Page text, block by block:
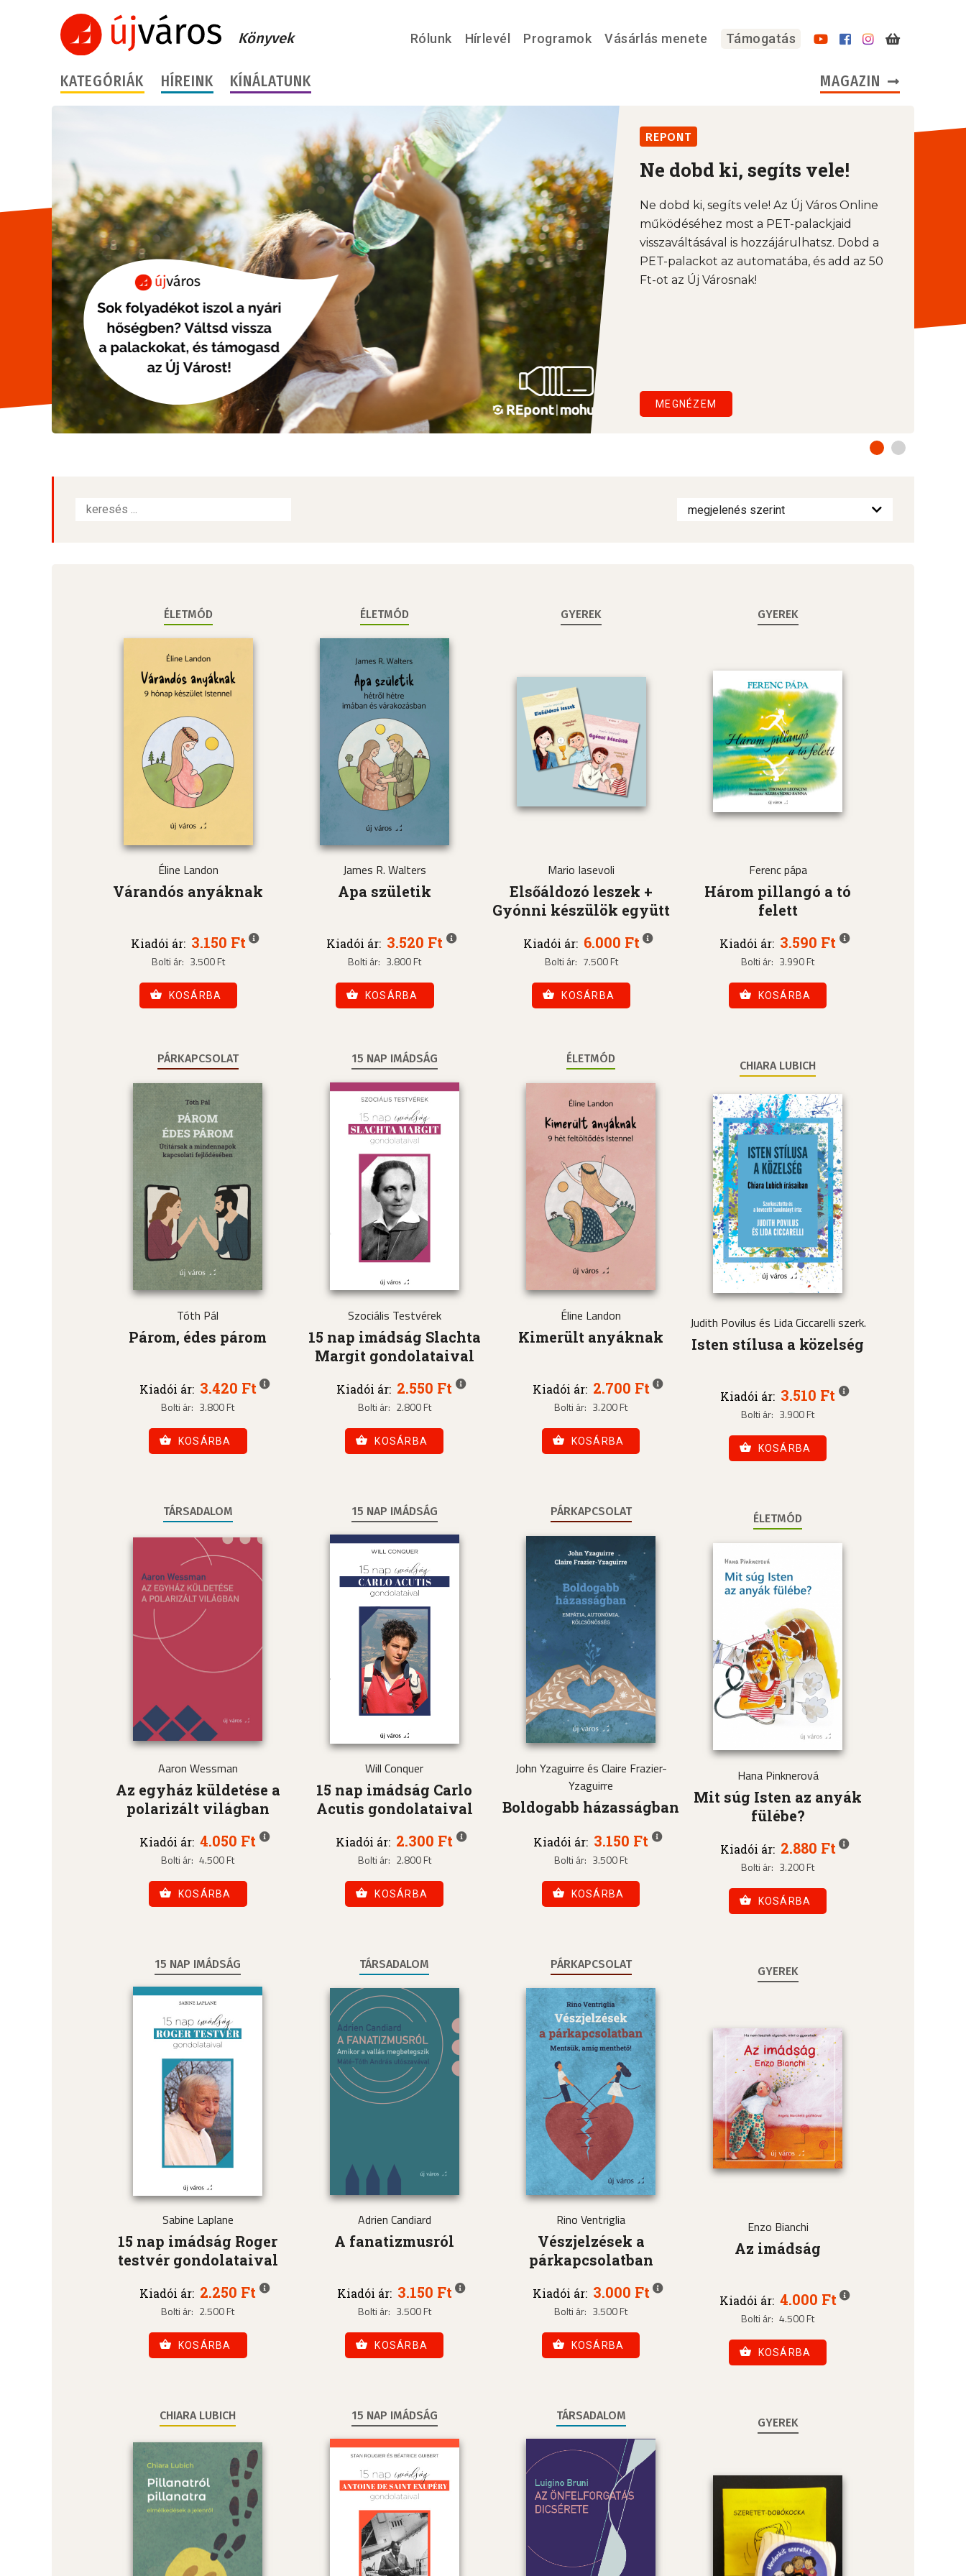
Könyvek Rólunk Hírlevél Programok Vásárlás menete Támogatás
KATEGÓRIÁK HÍREINK KÍNÁLATUNK MAGAZIN
REPONT
Ne dobd ki, segíts vele!
Ne dobd ki, segíts vele! Az Új Város Online
működéséhez most a PET-palackjaid
visszaváltásával is hozzájárulhatsz. Dobd a
PET-palackot az automatába, és add az 50
Ft-ot az Új Városnak!
MEGNÉZEM
ÉLETMÓD
Éline Landon
Várandós anyáknak
Kiadói ár: 3.150 Ft
Bolti ár: 3.500 Ft
KOSÁRBA
ÉLETMÓD
James R. Walters
Apa születik
Kiadói ár: 3.520 Ft
Bolti ár: 3.800 Ft
KOSÁRBA
GYEREK
Mario Iasevoli
Elsőáldozó leszek +
Gyónni készülök együtt
Kiadói ár: 6.000 Ft
Bolti ár: 7.500 Ft
KOSÁRBA
GYEREK
Ferenc pápa
Három pillangó a tó
felett
Kiadói ár: 3.590 Ft
Bolti ár: 3.990 Ft
KOSÁRBA
PÁRKAPCSOLAT
Tóth Pál
Párom, édes párom
Kiadói ár: 3.420 Ft
Bolti ár: 3.800 Ft
KOSÁRBA
15 NAP IMÁDSÁG
Szociális Testvérek
15 nap imádság Slachta
Margit gondolataival
Kiadói ár: 2.550 Ft
Bolti ár: 2.800 Ft
KOSÁRBA
ÉLETMÓD
Éline Landon
Kimerült anyáknak
Kiadói ár: 2.700 Ft
Bolti ár: 3.200 Ft
KOSÁRBA
CHIARA LUBICH
Judith Povilus és Lida Ciccarelli szerk.
Isten stílusa a közelség
Kiadói ár: 3.510 Ft
Bolti ár: 3.900 Ft
KOSÁRBA
TÁRSADALOM
Aaron Wessman
Az egyház küldetése a
polarizált világban
Kiadói ár: 4.050 Ft
Bolti ár: 4.500 Ft
KOSÁRBA
15 NAP IMÁDSÁG
Will Conquer
15 nap imádság Carlo
Acutis gondolataival
Kiadói ár: 2.300 Ft
Bolti ár: 2.800 Ft
KOSÁRBA
PÁRKAPCSOLAT
John Yzaguirre és Claire Frazier-
Yzaguirre
Boldogabb házasságban
Kiadói ár: 3.150 Ft
Bolti ár: 3.500 Ft
KOSÁRBA
ÉLETMÓD
Hana Pinknerová
Mit súg Isten az anyák
fülébe?
Kiadói ár: 2.880 Ft
Bolti ár: 3.200 Ft
KOSÁRBA
15 NAP IMÁDSÁG
Sabine Laplane
15 nap imádság Roger
testvér gondolataival
Kiadói ár: 2.250 Ft
Bolti ár: 2.500 Ft
KOSÁRBA
TÁRSADALOM
Adrien Candiard
A fanatizmusról
Kiadói ár: 3.150 Ft
Bolti ár: 3.500 Ft
KOSÁRBA
PÁRKAPCSOLAT
Rino Ventriglia
Vészjelzések a
párkapcsolatban
Kiadói ár: 3.000 Ft
Bolti ár: 3.500 Ft
KOSÁRBA
GYEREK
Enzo Bianchi
Az imádság
Kiadói ár: 4.000 Ft
Bolti ár: 4.500 Ft
KOSÁRBA
CHIARA LUBICH 15 NAP IMÁDSÁG TÁRSADALOM
GYEREK